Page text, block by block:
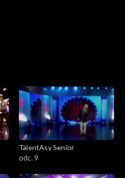
TalentAsy Senior
odc. 9